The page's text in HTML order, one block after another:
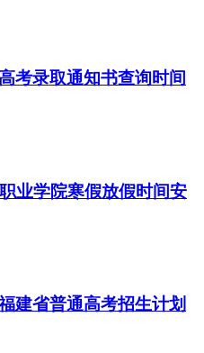
考录取通知书查询时间
业学院寒假放假时间安
建省普通高考招生计划